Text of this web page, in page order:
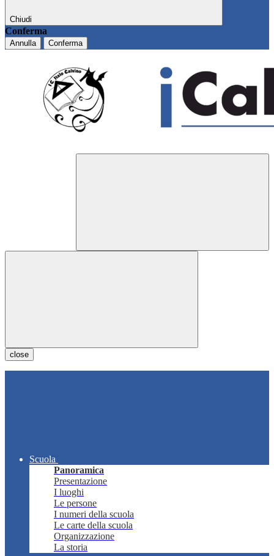
Chiudi
Conferma
Annulla Conferma
close
Scuola
Panoramica
Presentazione
I luoghi
Le persone
I numeri della scuola
Le carte della scuola
Organizzazione
La storia